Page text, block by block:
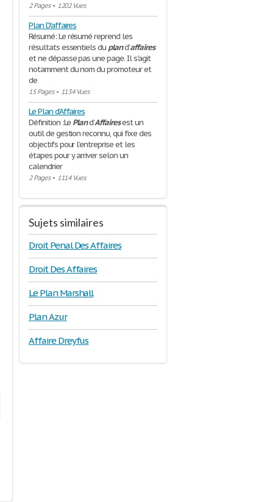
2 Pages• 1202 Vues
Plan D'affaires
Résumé: Le résumé reprend les
résultats essentiels dupland'affaires
et ne dépasse pas une page. Il s'agit
notamment du nom du promoteur et
de
15 Pages• 1134 Vues
Le Plan d’Affaires
Définition :Le Pland’Affairesest un
outil de gestion reconnu, qui fixe des
objectifs pour l’entreprise et les
étapes pour y arriver selon un
calendrier
2 Pages• 1114 Vues
Sujets similaires
Droit Penal Des Affaires
Droit Des Affaires
Le Plan Marshall
Plan Azur
Affaire Dreyfus